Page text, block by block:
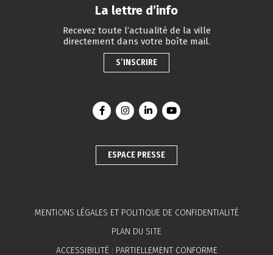
La lettre d’info
Recevez toute l’actualité de la ville
directement dans votre boîte mail.
S’INSCRIRE
Lien vers le compte Facebook
Lien vers le compte Instagram
Lien vers le compte Linkedin
Lien vers la chaîne
ESPACE PRESSE
MENTIONS LÉGALES ET POLITIQUE DE CONFIDENTIALITÉ
PLAN DU SITE
ACCESSIBILITÉ : PARTIELLEMENT CONFORME